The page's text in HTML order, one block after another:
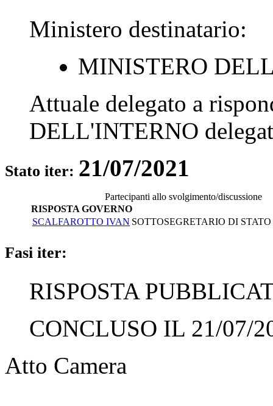
Ministero destinatario:
MINISTERO
Attuale delegato a
DELL'INTERNO
Stato iter: 21/07/2021
Partecipanti allo svolgimento/discussione
RISPOSTA GOVERNO
SCALFAROTTO IVAN SOTTOSEGRETARIO DI
Fasi iter:
RISPOSTA
CONCLUSO IL 21/07/
Atto Camera